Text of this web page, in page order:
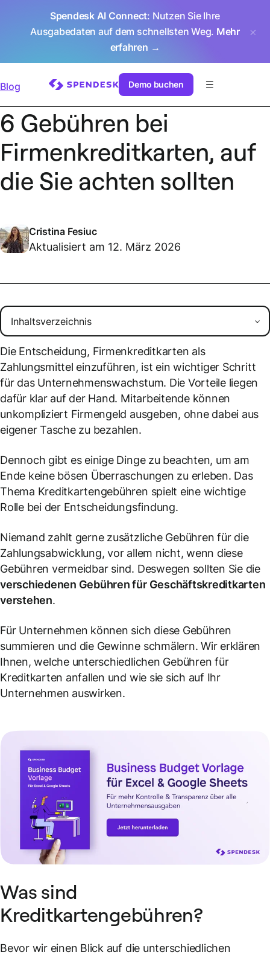
Spendesk AI Connect: Nutzen Sie Ihre
Ausgabedaten auf dem schnellsten Weg. Mehr
erfahren →
Demo buchen
Blog
6 Gebühren bei
Firmenkreditkarten, auf
die Sie achten sollten
Cristina Fesiuc
Aktualisiert am 12. März 2026
Die Entscheidung, Firmenkreditkarten als
Zahlungsmittel einzuführen, ist ein wichtiger Schritt
für das Unternehmenswachstum. Die Vorteile liegen
dafür klar auf der Hand. Mitarbeitende können
unkompliziert Firmengeld ausgeben, ohne dabei aus
eigener Tasche zu bezahlen.
Dennoch gibt es einige Dinge zu beachten, um am
Ende keine bösen Überraschungen zu erleben. Das
Thema Kreditkartengebühren spielt eine wichtige
Rolle bei der Entscheidungsfindung.
Niemand zahlt gerne zusätzliche Gebühren für die
Zahlungsabwicklung, vor allem nicht, wenn diese
Gebühren vermeidbar sind. Deswegen sollten Sie die
verschiedenen Gebühren für Geschäftskreditkarten
verstehen.
Für Unternehmen können sich diese Gebühren
summieren und die Gewinne schmälern. Wir erklären
Ihnen, welche unterschiedlichen Gebühren für
Kreditkarten anfallen und wie sie sich auf Ihr
Unternehmen auswirken.
Was sind
Kreditkartengebühren?
Bevor wir einen Blick auf die unterschiedlichen